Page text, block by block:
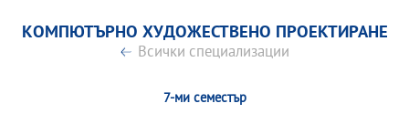
КОМПЮТЪРНО ХУДОЖЕСТВЕНО ПРОЕКТИРАНЕ
Всички специализации
7-ми семестър